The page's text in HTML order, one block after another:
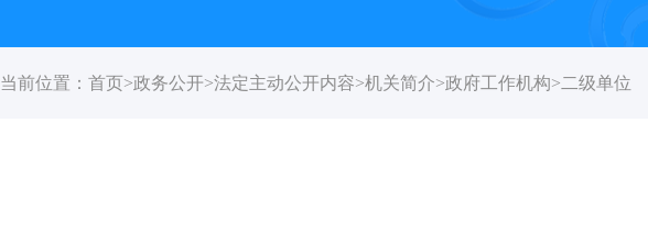
当前位置： 首页>政务公开>法定主动公开内容>机关简介>政府工作机构>二级单位